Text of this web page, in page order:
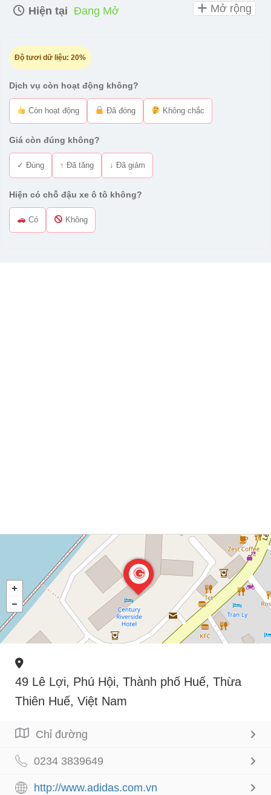
Hiện tại Đang Mở
Độ tươi dữ liệu: 20%
Dịch vụ còn hoạt động không?
Còn hoạt động Đã đóng Không chắc
Giá còn đúng không?
✓ Đúng ↑ Đã tăng ↓ Đã giảm
Hiện có chỗ đậu xe ô tô không?
Có Không
Mở rộng
49 Lê Lợi, Phú Hội, Thành phố Huế, Thừa
Thiên Huế, Việt Nam
Chỉ đường
0234 3839649
http://www.adidas.com.vn